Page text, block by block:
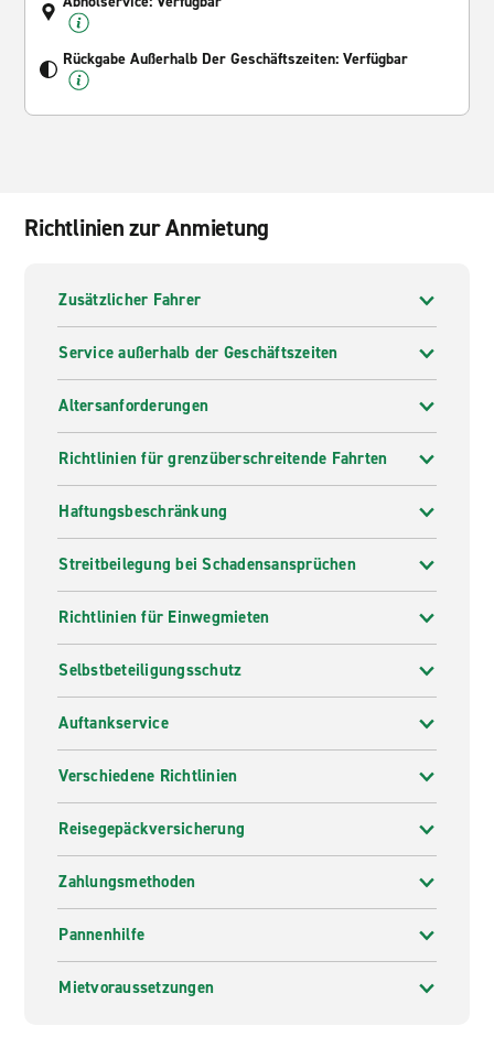
Rückgabe Außerhalb Der Geschäftszeiten: Verfügbar
Richtlinien zur Anmietung
Zusätzlicher Fahrer
Service außerhalb der Geschäftszeiten
Altersanforderungen
Richtlinien für grenzüberschreitende Fahrten
Haftungsbeschränkung
Streitbeilegung bei Schadensansprüchen
Richtlinien für Einwegmieten
Selbstbeteiligungsschutz
Auftankservice
Verschiedene Richtlinien
Reisegepäckversicherung
Zahlungsmethoden
Pannenhilfe
Mietvoraussetzungen